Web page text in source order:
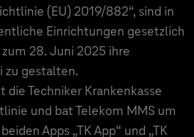
(EU) 2019/882“, sind in
Einrichtungen gesetzlich
28. Juni 2025 ihre
zu gestalten.
die Techniker Krankenkasse
und bat Telekom MMS um
Apps „TK App“ und „TK